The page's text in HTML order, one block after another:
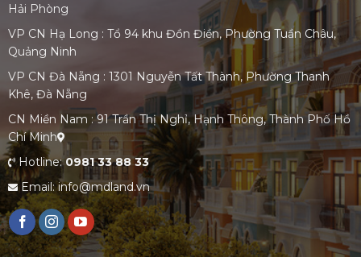
Hải Phòng
VP CN Hạ Long : Tổ 94 khu Đồn Điền, Phường Tuần Châu,
Quảng Ninh
VP CN Đà Nẵng : 1301 Nguyễn Tất Thành, Phường Thanh
Khê, Đà Nẵng
CN Miền Nam : 91 Trần Thị Nghỉ, Hạnh Thông, Thành Phố Hồ
Chí Minh
Hotline:0981 33 88 33
Email: info@mdland.vn